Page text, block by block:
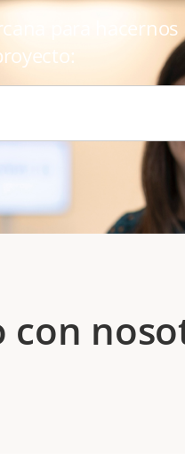
para hacernos
con